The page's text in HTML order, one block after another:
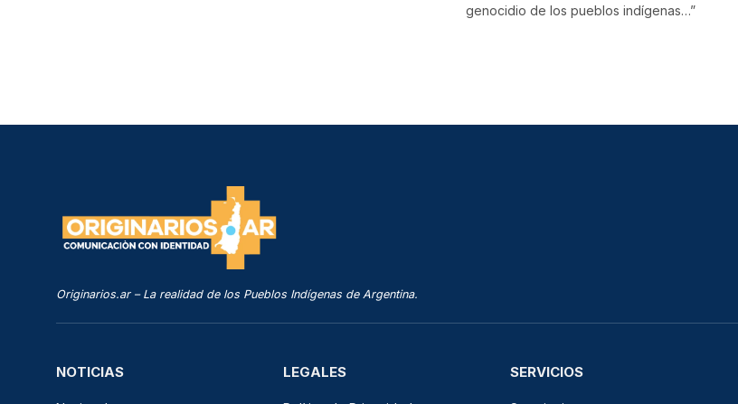
genocidio de los pueblos indígenas…”
Originarios.ar – La realidad de los Pueblos Indígenas de Argentina.
NOTICIAS LEGALES SERVICIOS